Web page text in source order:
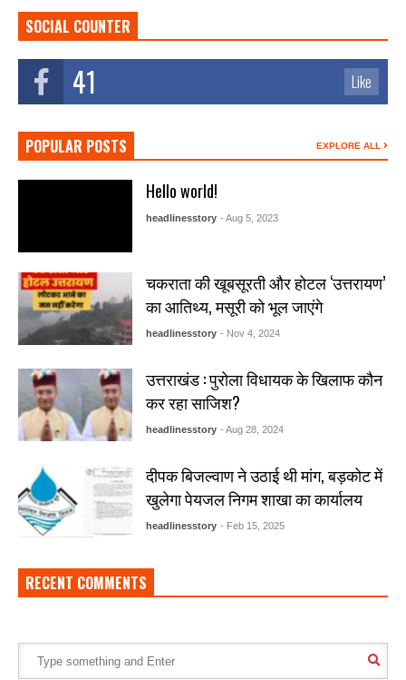
SOCIAL COUNTER
41 Like
POPULAR POSTS EXPLORE ALL
Hello world!
headlinesstory - Aug 5, 2023
चकराता की खूबसूरती और होटल ‘उत्तरायण’
का आतिथ्य, मसूरी को भूल जाएंगे
headlinesstory - Nov 4, 2024
उत्तराखंड : पुरोला विधायक के खिलाफ कौन
कर रहा साजिश?
headlinesstory - Aug 28, 2024
दीपक बिजल्वाण ने उठाई थी मांग, बड़कोट में
खुलेगा पेयजल निगम शाखा का कार्यालय
headlinesstory - Feb 15, 2025
RECENT COMMENTS